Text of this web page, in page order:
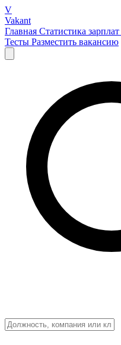
V
Vakant
Главная Статистика зарплат
Тесты Разместить вакансию